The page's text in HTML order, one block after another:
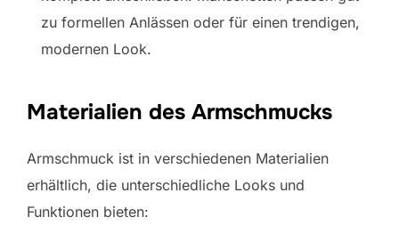
zu formellen Anlässen oder für einen trendigen,
modernen Look.
Materialien des Armschmucks
Armschmuck ist in verschiedenen Materialien
erhältlich, die unterschiedliche Looks und
Funktionen bieten: